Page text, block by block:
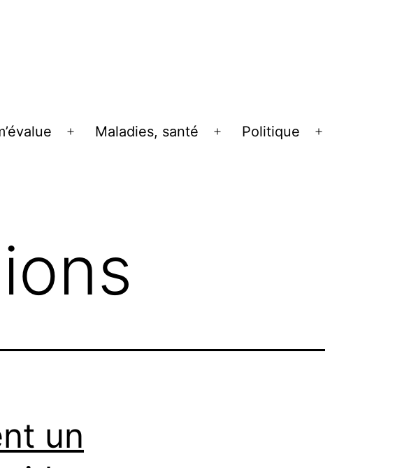
Ouvrir
Maladies, santé
Ouvrir
Politique
un